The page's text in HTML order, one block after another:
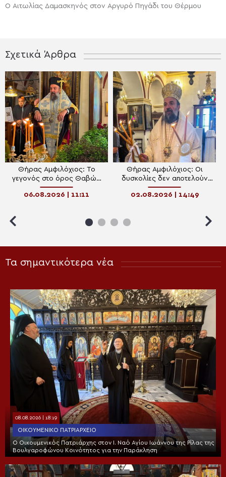
Ο Αιτωλίας Δαμασκηνός στον Αργυρό Πηγάδι του Θέρμου
Σχετικά Άρθρα
Θήρας Αμφιλόχιος: Το
γεγονός στο όρος Θαβώρ
αποτελεί αλλά μία
πρόσκληση προς κάθε
06.08.2026 | 11:11
Θήρας Αμφιλόχιος: Οι
δυσκολίες δεν αποτελούν
ένδειξη εγκατάλειψης από
τον Θεό
02.08.2026 | 14:49
Τα σημαντικότερα νέα
08.08.2026 | 18:19
ΟΙΚΟΥΜΕΝΙΚΌ ΠΑΤΡΙΑΡΧΕΊΟ
Ο Οικουμενικός Πατριάρχης στον I. Ναό Αγίου Ιωάννου της Ρίλας της
Βουλγαροφώνου Κοινότητος για την Παράκληση